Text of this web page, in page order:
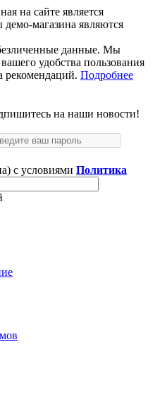
на сайте является
магазина являются
данные. Мы
удобства пользования
рекомендаций. Подробнее
на наши новости!
с условиями Политика